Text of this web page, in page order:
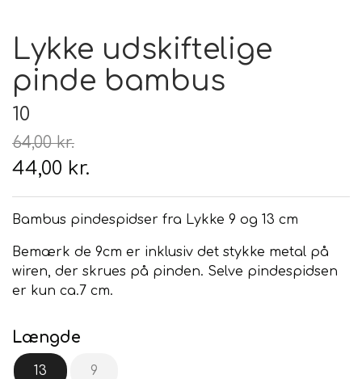
Lykke udskiftelige
pinde bambus
10
64,00 kr.
44,00 kr.
Bambus pindespidser fra Lykke 9 og 13 cm
Bemærk de 9cm er inklusiv det stykke metal på
wiren, der skrues på pinden. Selve pindespidsen
er kun ca.7 cm.
Længde
13 9